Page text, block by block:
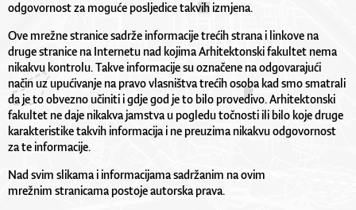
odgovornost za moguće posljedice takvih izmjena.
Ove mrežne stranice sadrže informacije trećih strana i linkove na
druge stranice na Internetu nad kojima Arhitektonski fakultet nema
nikakvu kontrolu. Takve informacije su označene na odgovarajući
način uz upućivanje na pravo vlasništva trećih osoba kad smo smatrali
da je to obvezno učiniti i gdje god je to bilo provedivo. Arhitektonski
fakultet ne daje nikakva jamstva u pogledu točnosti ili bilo koje druge
karakteristike takvih informacija i ne preuzima nikakvu odgovornost
za te informacije.
Nad svim slikama i informacijama sadržanim na ovim
mrežnim stranicama postoje autorska prava.